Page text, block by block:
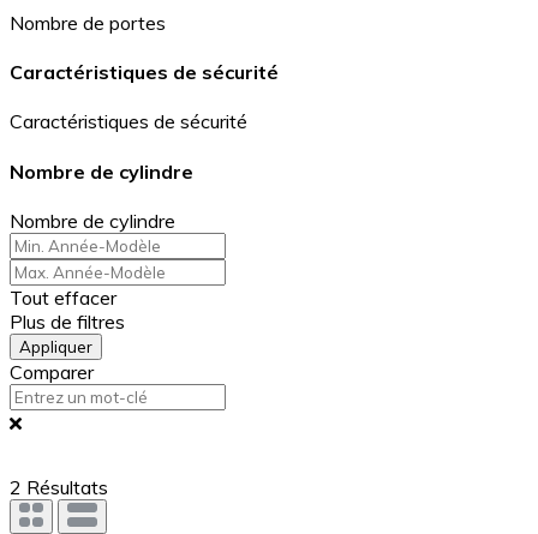
Nombre de portes
Caractéristiques de sécurité
Caractéristiques de sécurité
Nombre de cylindre
Nombre de cylindre
Tout effacer
Plus de filtres
Appliquer
Comparer
2 Résultats